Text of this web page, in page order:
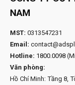
NAM
MST: 0313547231
Email:
Hotline: 1800.0098
Văn phòng:
Hồ Chí Minh: Tầng 8,